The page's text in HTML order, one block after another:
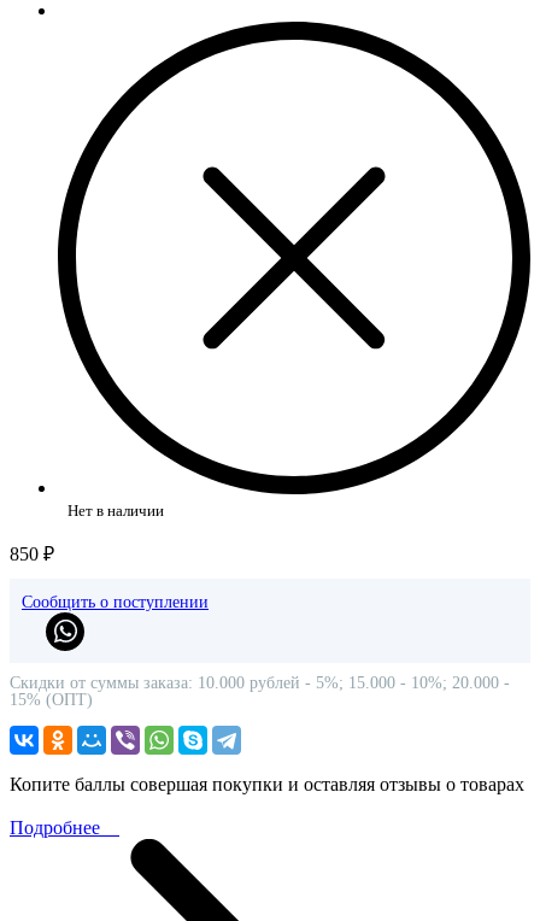
Нет в наличии
850 ₽
Сообщить о поступлении
Скидки от суммы заказа: 10.000 рублей - 5%; 15.000 - 10%; 20.000 -
15% (ОПТ)
Копите баллы совершая покупки и оставляя отзывы о товарах
Подробнее